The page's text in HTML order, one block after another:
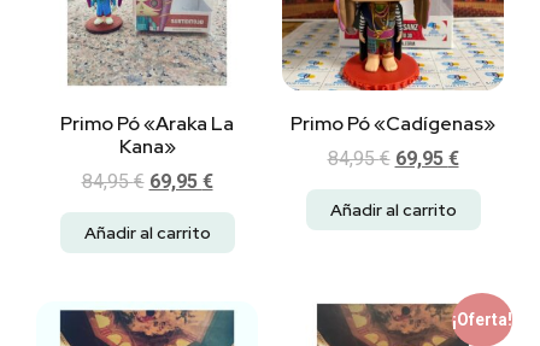
Primo Pó «Araka La
Kana»
84,95€ 69,95 €
Añadir al carrito
Primo Pó «Cadígenas»
84,95€ 69,95 €
Añadir al carrito
¡Oferta!